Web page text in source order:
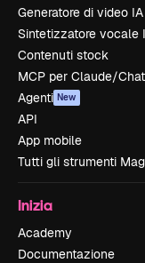
Generatore di video IA
Sintetizzatore vocale
Contenuti stock
MCP per Claude/
Agenti New
API
App mobile
Tutti gli strumenti
Inizia
Academy
Documentazione